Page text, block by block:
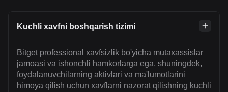
Kuchli xavfni boshqarish tizimi
Bitget professional xavfsizlik bo'yicha mutaxassislar
jamoasi va ishonchli hamkorlarga ega, shuningdek,
foydalanuvchilarning aktivlari va ma'lumotlarini
himoya qilish uchun xavflarni nazorat qilishning kuchli